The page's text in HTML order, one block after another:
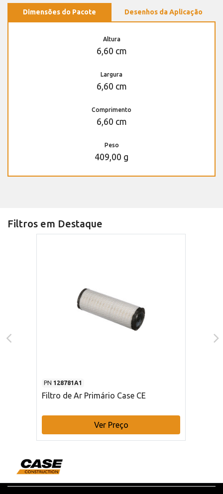
Dimensões do Pacote Desenhos da Aplicação
Altura
6,60 cm
Largura
6,60 cm
Comprimento
6,60 cm
Peso
409,00 g
Filtros em Destaque
PN 128781A1
Filtro de Ar Primário Case CE
Ver Preço